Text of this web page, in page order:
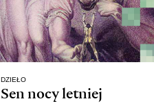
DZIEŁO
Sen nocy letniej